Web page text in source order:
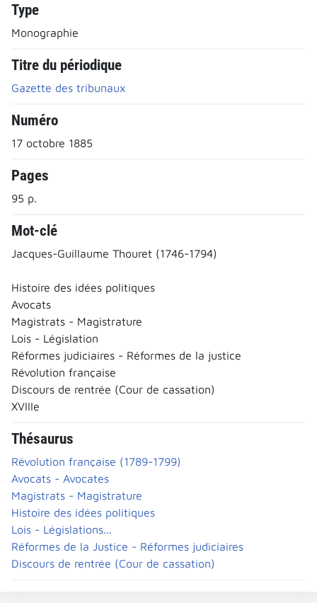
Type
Monographie
Titre du périodique
Gazette des tribunaux
Numéro
17 octobre 1885
Pages
95 p.
Mot-clé
Jacques-Guillaume Thouret (1746-1794)
Histoire des idées politiques
Avocats
Magistrats - Magistrature
Lois - Législation
Réformes judiciaires - Réformes de la justice
Révolution française
Discours de rentrée (Cour de cassation)
XVIIIe
Thésaurus
Révolution française (1789-1799)
Avocats - Avocates
Magistrats - Magistrature
Histoire des idées politiques
Lois - Législations...
Réformes de la Justice - Réformes judiciaires
Discours de rentrée (Cour de cassation)